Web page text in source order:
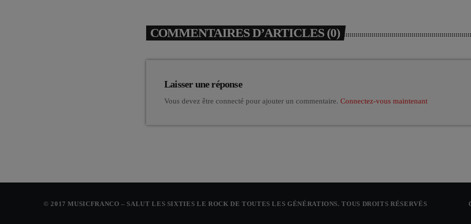
COMMENTAIRES D’ARTICLES (0)
Laisser une réponse
Vous devez être connecté pour ajouter un commentaire. Connectez-vous maintenant
© 2017 MUSICFRANCO – SALUT LES SIXTIES LE ROCK DE TOUTES LES GÉNÉRATIONS. TOUS DROITS RÉSERVÉS